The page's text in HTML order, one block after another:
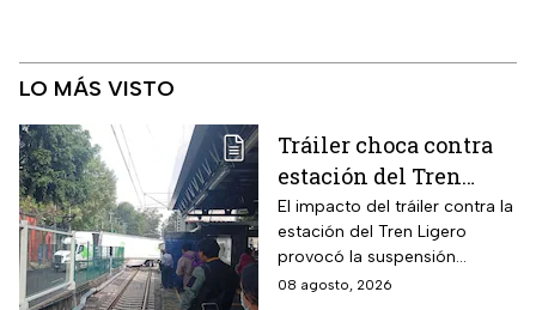
LO MÁS VISTO
Tráiler choca contra
estación del Tren
Ligero en CDMX
El impacto del tráiler contra la
estación del Tren Ligero
provocó la suspensión
momentánea del servicio
08 agosto, 2026